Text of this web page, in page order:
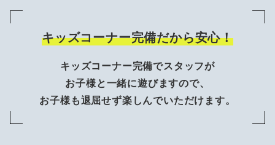
キッズコーナー完備だから安心！
キッズコーナー完備でスタッフが
お子様と一緒に遊びますので、
お子様も退屈せず楽しんでいただけます。